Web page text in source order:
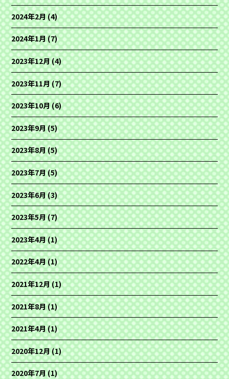
2024年2月(4)
2024年1月(7)
2023年12月(4)
2023年11月(7)
2023年10月(6)
2023年9月(5)
2023年8月(5)
2023年7月(5)
2023年6月(3)
2023年5月(7)
2023年4月(1)
2022年4月(1)
2021年12月(1)
2021年8月(1)
2021年4月(1)
2020年12月(1)
2020年7月(1)